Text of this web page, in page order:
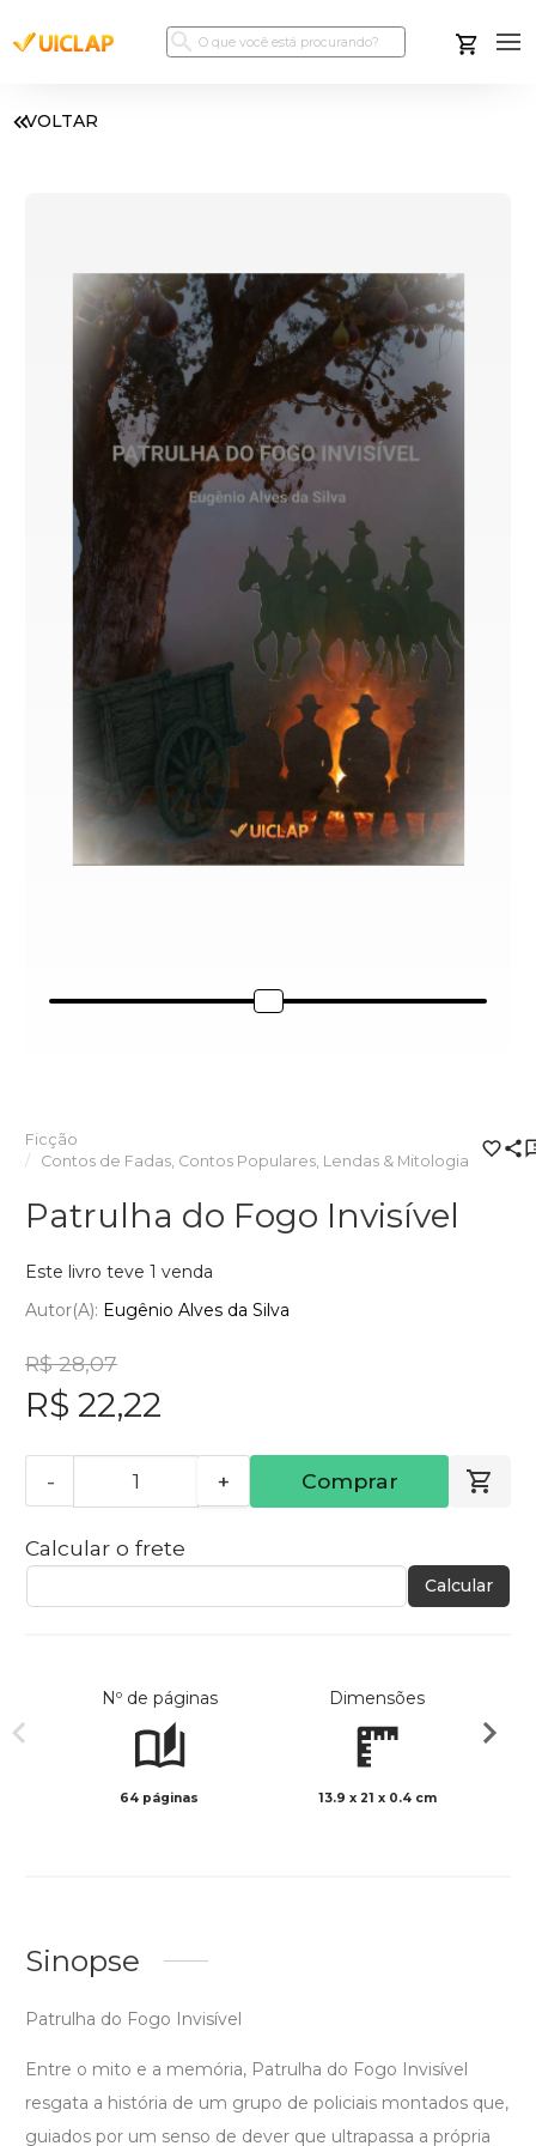
VOLTAR
Ficção
Contos de Fadas, Contos Populares, Lendas & Mitologia
Patrulha do Fogo Invisível
Este livro teve 1 venda
Autor(a): Eugênio Alves da Silva
R$ 28,07
R$ 22,22
- + Comprar
Calcular o frete
Calcular
Nº de páginas
64 páginas
Dimensões
13.9 x 21 x 0.4 cm
Sinopse
Patrulha do Fogo Invisível
Entre o mito e a memória, Patrulha do Fogo Invisível
resgata a história de um grupo de policiais montados que,
guiados por um senso de dever que ultrapassa a própria